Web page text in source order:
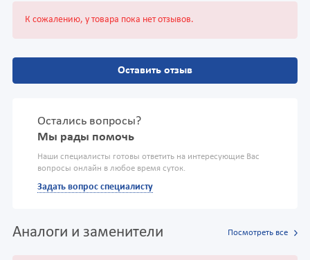
К сожалению, у товара пока нет отзывов.
Оставить отзыв
Остались вопросы?
Мы рады помочь
Наши специалисты готовы ответить на интересующие Вас
вопросы онлайн в любое время суток.
Задать вопрос специалисту
Аналоги и заменители Посмотреть все